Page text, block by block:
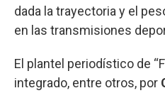
dada la trayectoria y el
en las transmisiones
El plantel periodístico de
integrado, entre otros, por